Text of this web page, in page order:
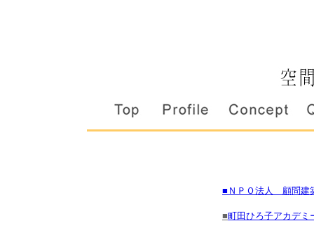
■ＮＰＯ法人 顧問建
■町田ひろ子アカデミ